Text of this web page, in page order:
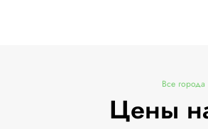
Все города
Цены